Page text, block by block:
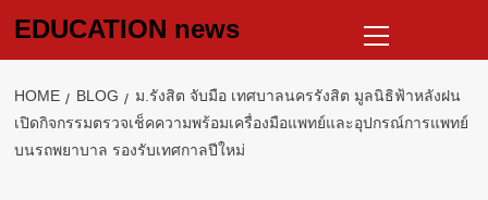
EDUCATION news
Menu
HOME BLOG
ม.รังสิต จับมือ เทศบาลนครรังสิต มูลนิธิฟ้าหลังฝน
เปิดกิจกรรมตรวจเช็คความพร้อมเครื่องมือแพทย์และอุปกรณ์การแพทย์
บนรถพยาบาล รองรับเทศกาลปีใหม่